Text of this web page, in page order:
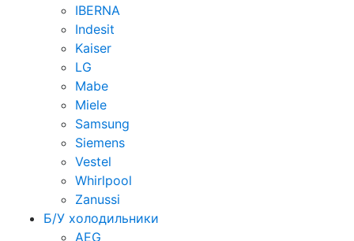
IBERNA
Indesit
Kaiser
LG
Mabe
Miele
Samsung
Siemens
Vestel
Whirlpool
Zanussi
Б/У холодильники
AEG